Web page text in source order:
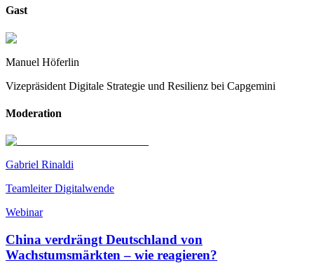
Gast
Manuel Höferlin
Vizepräsident Digitale Strategie und Resilienz bei Capgemini
Moderation
Gabriel Rinaldi
Teamleiter Digitalwende
Webinar
China verdrängt Deutschland von
Wachstumsmärkten – wie reagieren?